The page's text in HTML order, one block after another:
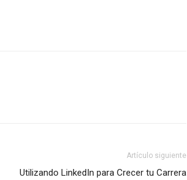
Artículo siguiente
Utilizando LinkedIn para Crecer tu Carrera